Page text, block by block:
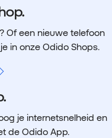
Of een nieuwe telefoon
in onze Odido Shops.
je internetsnelheid en
de Odido App.